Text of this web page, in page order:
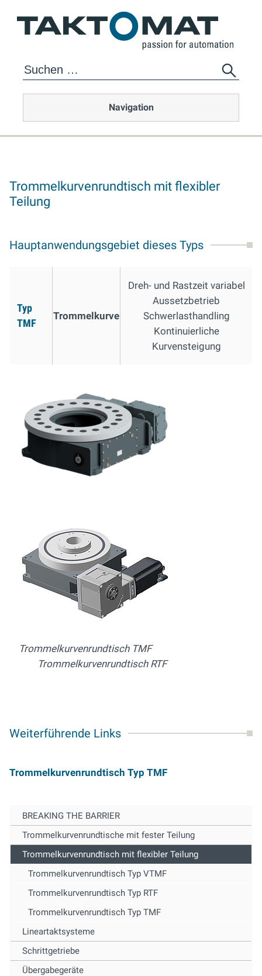
Navigation
Trommelkurvenrundtisch mit flexibler
Teilung
Hauptanwendungsgebiet dieses Typs
Typ
TMF
Trommelkurve
Dreh- und Rastzeit variabel
Aussetzbetrieb
Schwerlasthandling
Kontinuierliche
Kurvensteigung
Trommelkurvenrundtisch TMF
Trommelkurvenrundtisch RTF
Weiterführende Links
Trommelkurvenrundtisch Typ TMF
BREAKING THE BARRIER
Trommelkurvenrundtische mit fester Teilung
Trommelkurvenrundtisch mit flexibler Teilung
Trommelkurvenrundtisch Typ VTMF
Trommelkurvenrundtisch Typ RTF
Trommelkurvenrundtisch Typ TMF
Lineartaktsysteme
Schrittgetriebe
Übergabegeräte